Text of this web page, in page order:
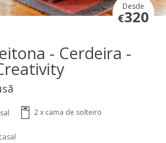
Desde
€320
- Cerdeira -
2 x cama de solteiro